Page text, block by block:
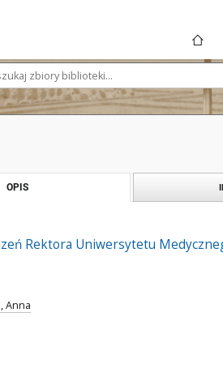
OPIS
Rektora Uniwersytetu
Anna